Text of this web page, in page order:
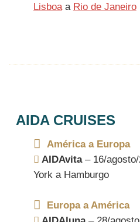
Lisboaa Rio de Janeiro
AIDA CRUISES
América a Europa
AIDAvita– 16/agosto/
York a Hamburgo
Europa a América